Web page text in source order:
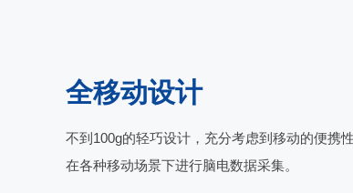
全移动设计
不到100g的轻巧设计，充分考虑到移动的便携
在各种移动场景下进行脑电数据采集。